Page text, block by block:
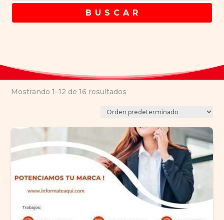
B U S C A R
Mostrando 1–12 de 16 resultados